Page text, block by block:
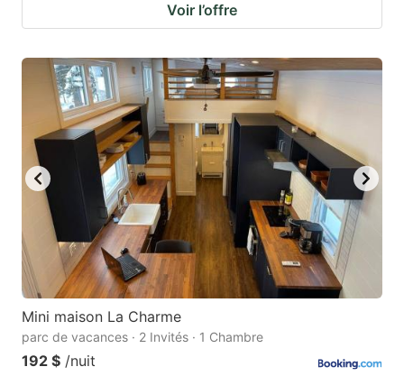
Voir l’offre
Mini maison La Charme
parc de vacances · 2 Invités · 1 Chambre
192 $ /nuit